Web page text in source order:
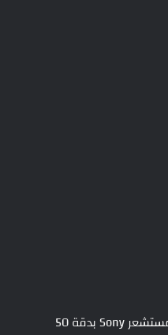
وبدلًا من ذلك، قد تعتمد vivo على مستشعر Sony بدقة 50